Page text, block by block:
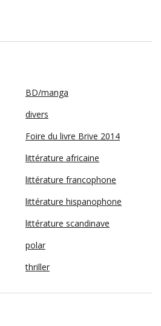
BD/manga
divers
Foire du livre Brive 2014
littérature africaine
littérature francophone
littérature hispanophone
littérature scandinave
polar
thriller